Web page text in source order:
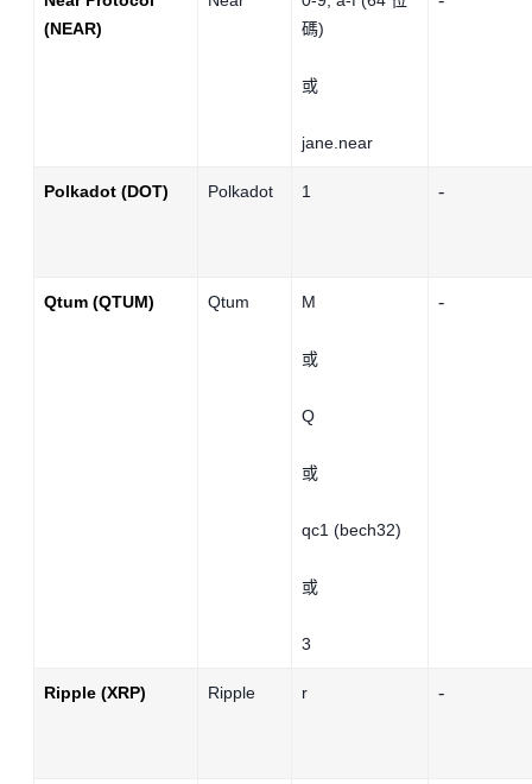
(NEAR)
碼)
或
jane.near
Polkadot (DOT) Polkadot 1 -
Qtum (QTUM) Qtum M
或
Q
或
qc1 (bech32)
或
3
-
Ripple (XRP) Ripple r -